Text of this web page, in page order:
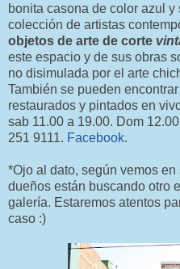
bonita casona de color azul
colección de artistas
objetos de arte de corte
este espacio y de sus obras
no disimulada por el arte
También se pueden
restaurados y pintados en
sab 11.00 a 19.00. Dom
251 9111. Facebook.
*Ojo al dato, según vemos
dueños están buscando otro
galería. Estaremos atentos
caso :)